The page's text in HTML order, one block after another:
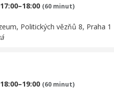
(60 minut)
Politických vězňů 8, Praha 1
(60 minut)